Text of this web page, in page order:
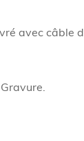
avec câble